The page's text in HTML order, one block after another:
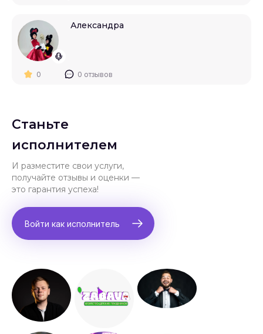
Александра
0 0 отзывов
Станьте
исполнителем
И разместите свои услуги,
получайте отзывы и оценки —
это гарантия успеха!
Войти как исполнитель